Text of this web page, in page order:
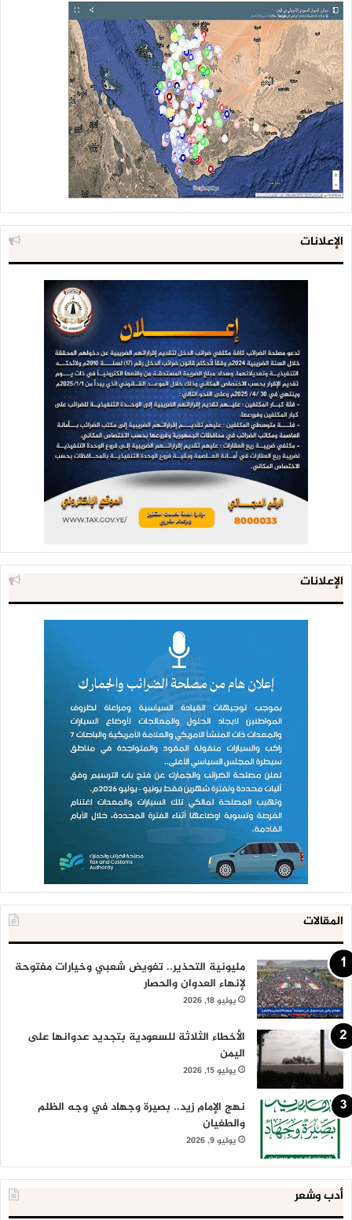
الإعلانات
الإعلانات
المقالات
مليونية التحذير.. تفويض شعبي وخيارات مفتوحة
لإنهاء العدوان والحصار
يوليو 18, 2026
الأخطاء الثلاثة للسعودية بتجديد عدوانها على
اليمن
يوليو 15, 2026
نهج الإمام زيد.. بصيرة وجهاد في وجه الظلم
والطغيان
يوليو 9, 2026
أدب وشعر